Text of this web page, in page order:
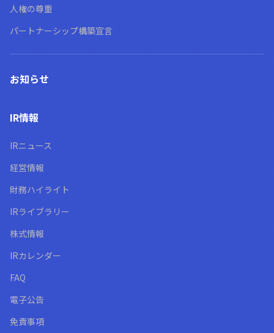
人権の尊重
パートナーシップ構築宣言
お知らせ
IR情報
IRニュース
経営情報
財務ハイライト
IRライブラリー
株式情報
IRカレンダー
FAQ
電子公告
免責事項